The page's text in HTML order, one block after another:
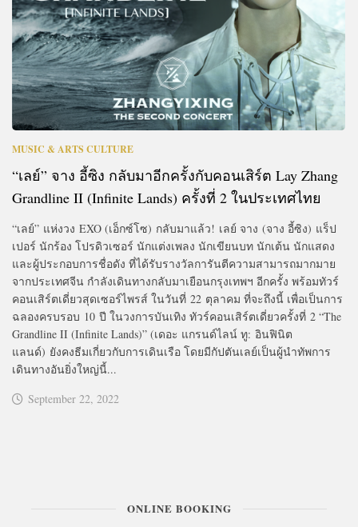
MUSIC & ARTS CULTURE
“เลย์” จาง อี้ซิง กลับมาอีกครั้งกับคอนเสิร์ต Lay Zhang
Grandline II (Infinite Lands) ครั้งที่ 2 ในประเทศไทย
“เลย์” แห่งวง EXO (เอ็กซ์โซ) กลับมาแล้ว! เลย์ จาง (จาง อี้ซิง) แร็ป
เปอร์ นักร้อง โปรดิวเซอร์ นักแต่งเพลง นักเขียนบท นักเต้น นักแสดง
และผู้ประกอบการชื่อดัง ที่ได้รับรางวัลการันตีความสามารถมากมาย
จากประเทศจีน กำลังเดินทางกลับมาเยือนกรุงเทพฯ อีกครั้ง พร้อมทัวร์
คอนเสิร์ตเดี่ยวสุดเซอร์ไพรส์ ในวันที่ 22 ตุลาคม ที่จะถึงนี้ เพื่อเป็นการ
ฉลองครบรอบ 10 ปี ในวงการบันเทิง ทัวร์คอนเสิร์ตเดี่ยวครั้งที่ 2 “The
Grandline II (Infinite Lands)” (เดอะ แกรนด์ไลน์ ทู: อินฟินิต
แลนด์) ยังคงธีมเกี่ยวกับการเดินเรือ โดยมีกัปตันเลย์เป็นผู้นำทัพการ
เดินทางอันยิ่งใหญ่นี้...
September 22, 2022
ONLINE BOOKING